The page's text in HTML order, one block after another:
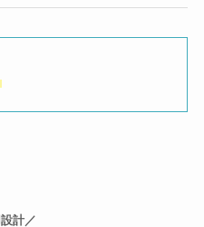
計／